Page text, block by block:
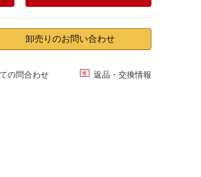
卸売りのお問い合わせ
の問合わせ  返品・交換情報